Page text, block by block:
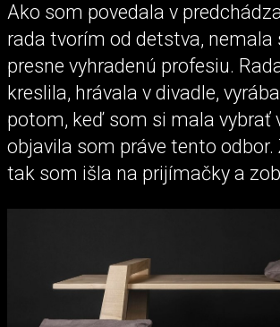
Ako som povedala v
rada tvorím od detstva, nemala
presne vyhradenú profesiu.
kreslila, hrávala v divadle,
potom, keď som si mala vybrať
objavila som práve tento odbor.
tak som išla na prijímačky a